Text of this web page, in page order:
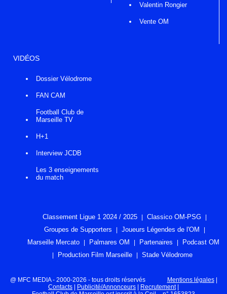
Valentin Rongier
Vente OM
VIDÉOS
Dossier Vélodrome
FAN CAM
Football Club de
Marseille TV
H+1
Interview JCDB
Les 3 enseignements
du match
Classement Ligue 1 2024 / 2025
Classico OM-PSG
Groupes de Supporters
Joueurs Légendes de l'OM
Marseille Mercato
Palmares OM Partenaires
Podcast OM
Production Film Marseille
Stade Vélodrome
@ MFC MEDIA - 2000-2026 - tous droits réservés Mentions légales|
Contacts
Publicité/Annonceurs Recrutement|